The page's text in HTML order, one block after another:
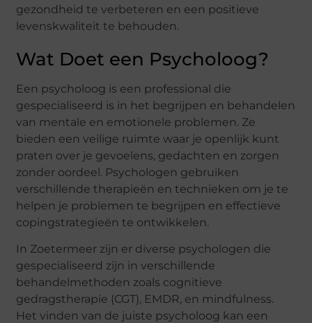
gezondheid te verbeteren en een positieve
levenskwaliteit te behouden.
Wat Doet een Psycholoog?
Een psycholoog is een professional die
gespecialiseerd is in het begrijpen en behandelen
van mentale en emotionele problemen. Ze
bieden een veilige ruimte waar je openlijk kunt
praten over je gevoelens, gedachten en zorgen
zonder oordeel. Psychologen gebruiken
verschillende therapieën en technieken om je te
helpen je problemen te begrijpen en effectieve
copingstrategieën te ontwikkelen.
In Zoetermeer zijn er diverse psychologen die
gespecialiseerd zijn in verschillende
behandelmethoden zoals cognitieve
gedragstherapie (CGT), EMDR, en mindfulness.
Het vinden van de juiste psycholoog kan een